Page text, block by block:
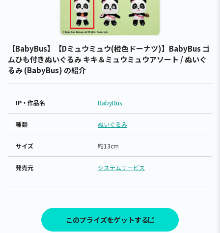
【BabyBus】【Dミュウミュウ(橙色ドーナツ)】BabyBus ゴ
ムひも付きぬいぐるみ キキ＆ミュウミュウアソート / ぬいぐ
るみ (BabyBus) の紹介
IP・作品名 BabyBus
種類 ぬいぐるみ
サイズ 約13cm
発売元 システムサービス
このプライズをゲットする